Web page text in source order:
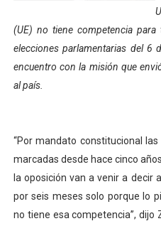
Corposalud inició
Fortalecen formación
Fortaleciendo la
Fundecem inició con
El Lactario del Iahula
Plan Vacacional
(UE) no tiene competencia
elecciones parlamentarias del 6
encuentro con la misión que
al país.
“Por mandato constitucional
marcadas desde hace cinco
la oposición van a venir a decir
por seis meses solo porque lo
no tiene esa competencia”,